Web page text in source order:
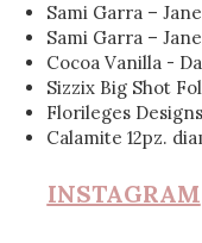
Sami Garra –
Sami Garra –
Cocoa Vanilla -
Sizzix Big Shot
Florileges
Calamite 12pz.
INSTAGRAM